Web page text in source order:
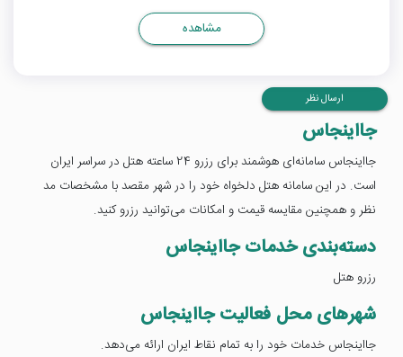
مشاهده
ارسال نظر
جااینجاس
جااینجاس سامانه‌ای هوشمند برای رزرو 24 ساعته هتل در سراسر ایران
است. در این سامانه هتل دلخواه خود را در شهر مقصد با مشخصات مد
نظر و همچنین مقایسه قیمت و امکانات می‌توانید رزرو کنید.
دسته‌بندی خدمات جااینجاس
رزرو هتل
شهر‌های محل فعالیت جااینجاس
جااینجاس خدمات خود را به تمام نقاط ایران ارائه می‌دهد.